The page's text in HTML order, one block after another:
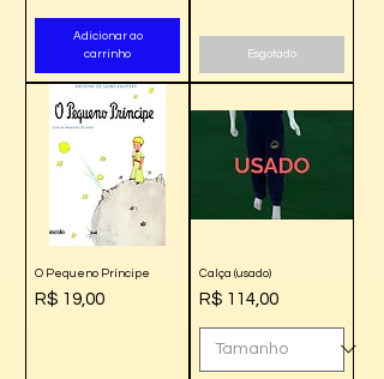
Adicionar ao
carrinho
Esgotado
O Pequeno Príncipe
Preço
R$ 19,00
Calça (usado)
Preço
R$ 114,00